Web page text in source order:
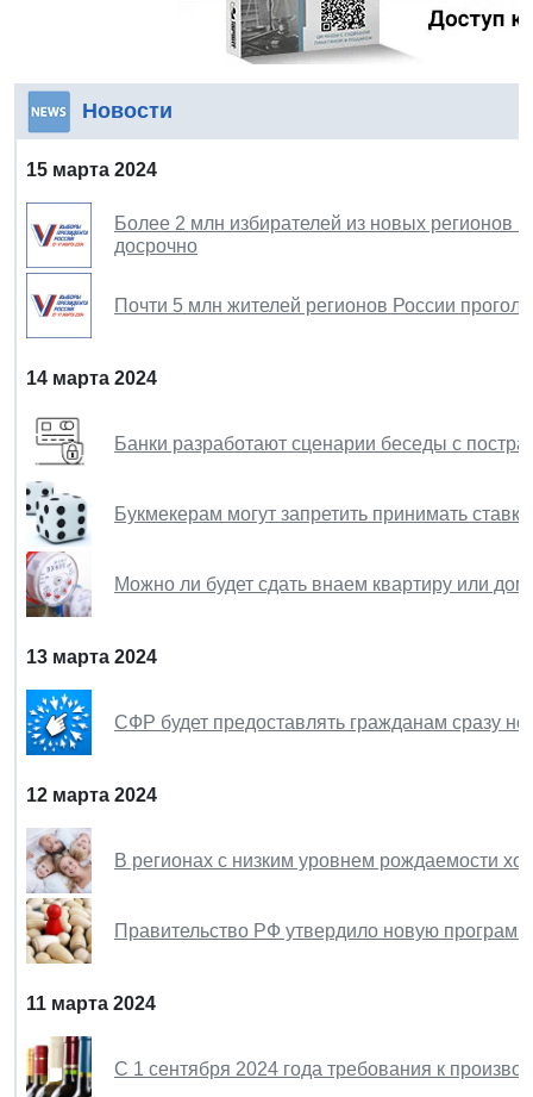
Новости
15 марта 2024
Более 2 млн избирателей из новых регионов
досрочно
Почти 5 млн жителей регионов России
14 марта 2024
Банки разработают сценарии беседы с
Букмекерам могут запретить принимать
Можно ли будет сдать внаем квартиру или
13 марта 2024
СФР будет предоставлять гражданам сразу
12 марта 2024
В регионах с низким уровнем рождаемости
Правительство РФ утвердило новую
11 марта 2024
С 1 сентября 2024 года требования к